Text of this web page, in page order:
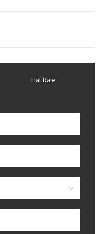
Flat Rate